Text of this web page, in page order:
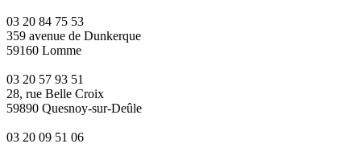
03 20 84 75 53
359 avenue de Dunkerque
59160 Lomme
03 20 57 93 51
28, rue Belle Croix
59890 Quesnoy-sur-Deûle
03 20 09 51 06